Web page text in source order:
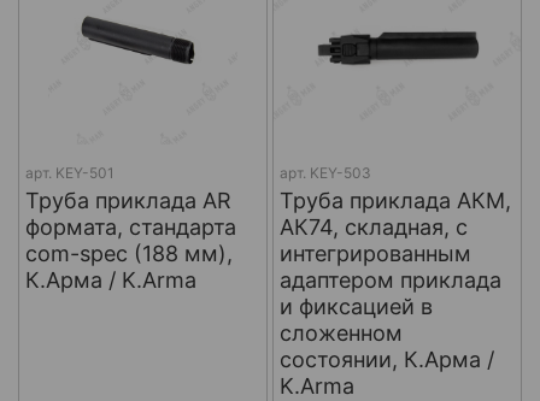
арт. KEY-501
Труба приклада AR
формата, стандарта
com-spec (188 мм),
К.Арма / K.Arma
арт. KEY-503
Труба приклада АКМ,
АК74, складная, с
интегрированным
адаптером приклада
и фиксацией в
сложенном
состоянии, К.Арма /
K.Arma